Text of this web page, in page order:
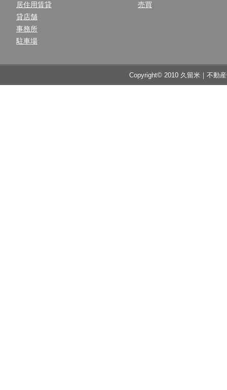
居住用賃貸
貸店舗
事務所
駐車場
売買
Copyright© 2010 久留米｜不動